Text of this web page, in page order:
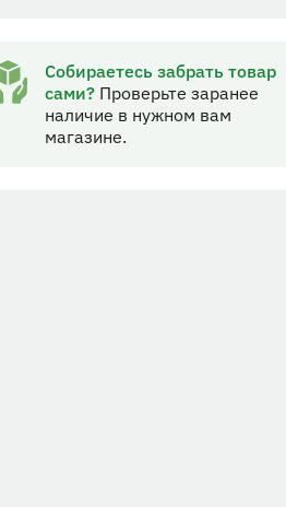
Собираетесь забрать товар
сами?Проверьте заранее
наличие в нужном вам
магазине.